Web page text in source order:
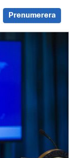
Prenumerera